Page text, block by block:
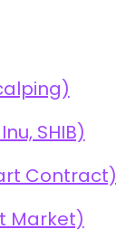
SHIB)
Contract)
Market)